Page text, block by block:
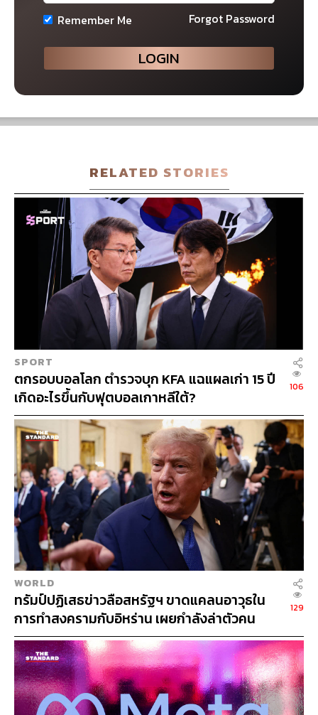
Remember Me Forgot Password
RELATED STORIES
SPORT
ตกรอบบอลโลก ตำรวจบุก KFA แฉแผลเก่า 15 ปี
เกิดอะไรขึ้นกับฟุตบอลเกาหลีใต้?
106
WORLD
ทรัมป์ปฏิเสธข่าวลือสหรัฐฯ ขาดแคลนอาวุธใน
การทำสงครามกับอิหร่าน เผยกำลังล่าตัวคน
ปล่อยข่าว
129